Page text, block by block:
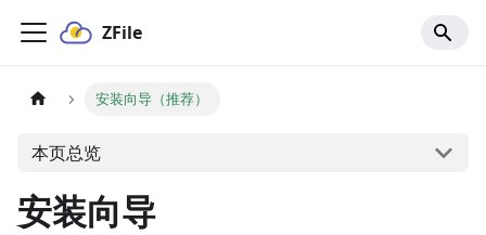
ZFile
安装向导（推荐）
本页总览
安装向导